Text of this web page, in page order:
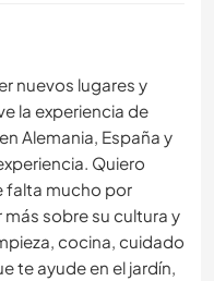
nuevos lugares y
la experiencia de
Alemania, España y
Quiero
falta mucho por
sobre su cultura y
cocina, cuidado
te ayude en el jardín,